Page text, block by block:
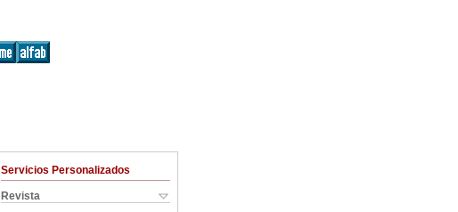
Servicios Personalizados
Revista